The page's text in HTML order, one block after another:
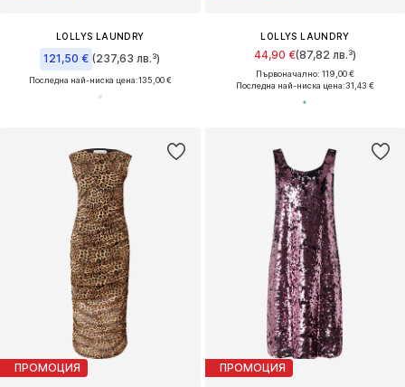
LOLLYS LAUNDRY
121,50 € (237,63 лв.³)
Последна най-ниска цена:135,00 €
LOLLYS LAUNDRY
44,90 €(87,82 лв.³)
Първоначално: 119,00 €
Последна най-ниска цена:31,43 €
ПРОМОЦИЯ ПРОМОЦИЯ